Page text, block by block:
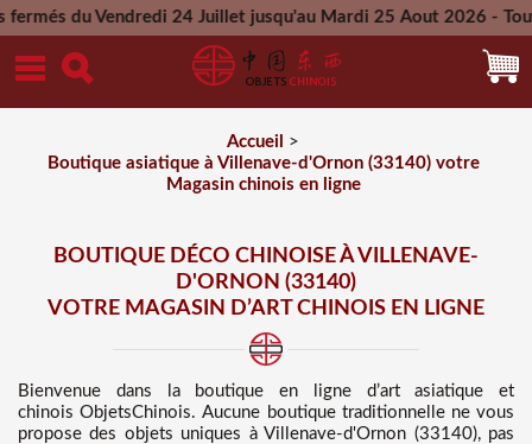
Vendredi 24 Juillet jusqu'au Mardi 25 Aout 2026 - Toutes les
Mercredi 26 Aout 2026
Accueil
>
Boutique asiatique à Villenave-d'Ornon (33140) votre
Magasin chinois en ligne
BOUTIQUE DÉCO CHINOISE À VILLENAVE-
D'ORNON (33140)
VOTRE MAGASIN D’ART CHINOIS EN LIGNE
Bienvenue dans
la boutique en ligne d’art asiatique et
chinoisObjetsChinois. Aucune boutique traditionnelle ne vous
propose des objets uniques à Villenave-d'Ornon (33140), pas